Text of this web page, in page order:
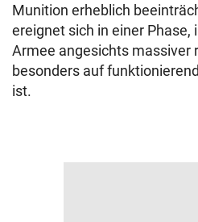
Munition erheblich
ereignet sich in einer Phase,
Armee angesichts massiver
besonders auf
ist.